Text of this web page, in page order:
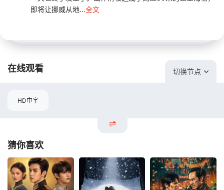
即将让挪威从地...全文
在线观看 切换节点
HD中字
猜你喜欢